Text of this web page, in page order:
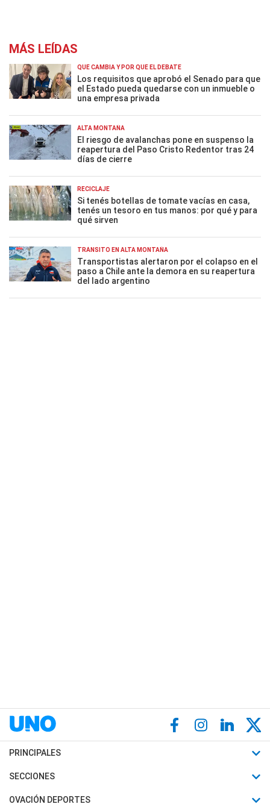
MÁS LEÍDAS
QUÉ CAMBIA Y POR QUÉ EL DEBATE
Los requisitos que aprobó el Senado para que
el Estado pueda quedarse con un inmueble o
una empresa privada
ALTA MONTAÑA
El riesgo de avalanchas pone en suspenso la
reapertura del Paso Cristo Redentor tras 24
días de cierre
RECICLAJE
Si tenés botellas de tomate vacías en casa,
tenés un tesoro en tus manos: por qué y para
qué sirven
TRÁNSITO EN ALTA MONTAÑA
Transportistas alertaron por el colapso en el
paso a Chile ante la demora en su reapertura
del lado argentino
PRINCIPALES
Últimas Noticias
Política
SECCIONES
Horóscopo
OVACIÓN DEPORTES